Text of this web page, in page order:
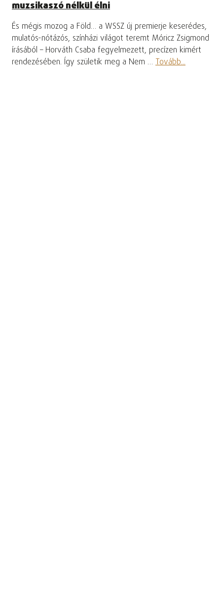
muzsikaszó nélkül élni
És mégis mozog a Föld… a WSSZ új premierje keserédes,
mulatós-nótázós, színházi világot teremt Móricz Zsigmond
írásából – Horváth Csaba fegyelmezett, precízen kimért
rendezésében. Így születik meg a Nem … Tovább...